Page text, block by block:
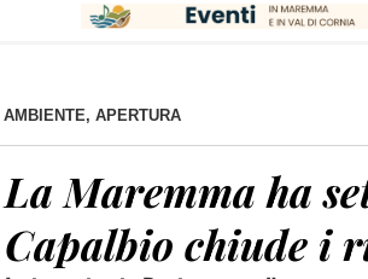
AMBIENTE, APERTURA
La Maremma ha
Capalbio chiude i